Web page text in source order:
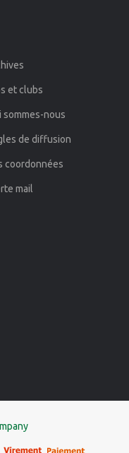
et clubs
sommes-nous
de diffusion
coordonnées
mail